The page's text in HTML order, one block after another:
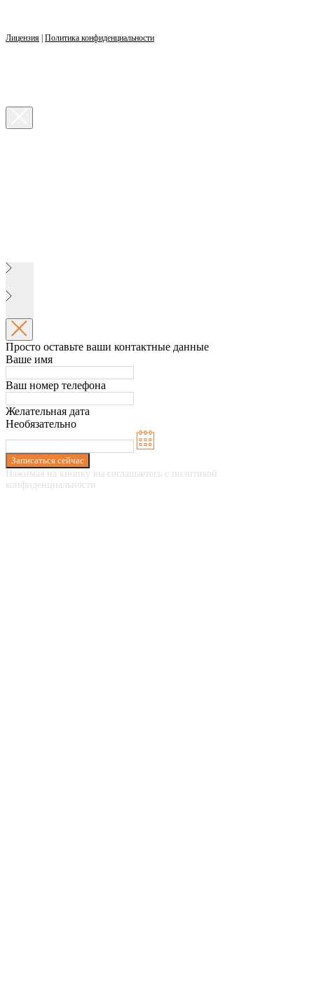
Лицензия | Политика конфиденциальности
Просто оставьте ваши контактные данные
Ваше имя
Ваш номер телефона
Желательная дата
Необязательно
Записаться сейчас
Нажимая на кнопку вы соглашаетесь с политикой
конфиденциальности